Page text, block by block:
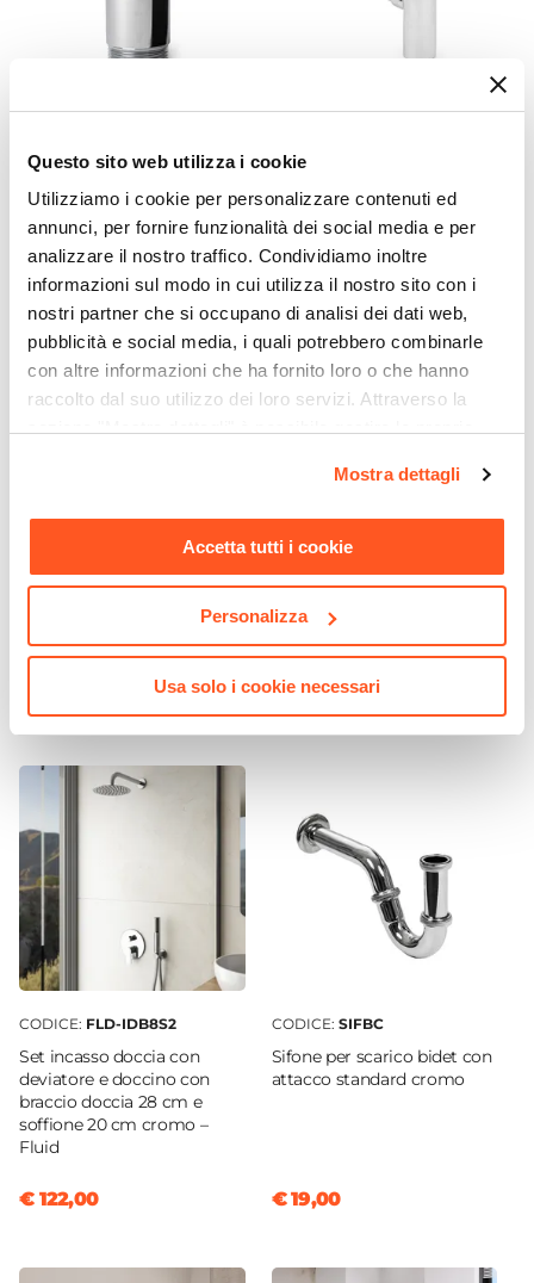
Questo sito web utilizza i cookie
Utilizziamo i cookie per personalizzare contenuti ed
annunci, per fornire funzionalità dei social media e per
analizzare il nostro traffico. Condividiamo inoltre
informazioni sul modo in cui utilizza il nostro sito con i
nostri partner che si occupano di analisi dei dati web,
pubblicità e social media, i quali potrebbero combinarle
con altre informazioni che ha fornito loro o che hanno
raccolto dal suo utilizzo dei loro servizi. Attraverso la
momento. Per maggiori informazioni si invita a leggere la
Mostra dettagli
Accetta tutti i cookie
Personalizza
Usa solo i cookie necessari
Rovere Craft
Maniglia portasciugamani
Effetto legno
Caratteristiche Lavabo
Lavabo
Incluso
Integrato
Materiale Lavabo
Ceramica
Colore Lavabo
Lucida
Dimensioni Vasca
27 x 17 cm
Profondità Vasca
10,5 cm
Posizione Lavabo
Centro
Sì
Predisposizione Fori
Forato
Rubinetteria
Kit Scarico
Non incluso
Incluso
Tipologia Specchio
Filolucido
47 x 36,5 cm
Verticale
Piletta click-clack universale
8,5h cm in ottone cromo
€ 21,00
Sifone di scarico tondo
universale in ottone
cromato
€ 22,00
CODICE:FLD-BD
Miscelatore bidet 12h cm
cromo – Fluid
CODICE:FLD-LV
Miscelatore lavabo in ottone
cromo – Fluid
€ 40,00
CODICE: FLD-IDB8S2
Set incasso doccia con
deviatore e doccino con
braccio doccia 28 cm e
soffione 20 cm cromo –
Fluid
€ 122,00
CODICE: SIFBC
Sifone per scarico bidet con
attacco standard cromo
€ 19,00